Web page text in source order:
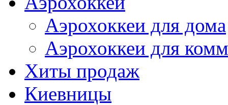
Аэрохоккеи для дома
Аэрохоккеи для
Хиты продаж
Киевницы